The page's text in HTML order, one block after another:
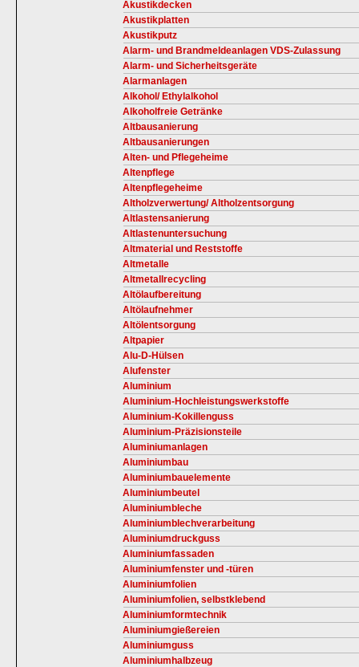
Akustikdecken
Akustikplatten
Akustikputz
Alarm- und Brandmeldeanlagen VDS-Zulassung
Alarm- und Sicherheitsgeräte
Alarmanlagen
Alkohol/ Ethylalkohol
Alkoholfreie Getränke
Altbausanierung
Altbausanierungen
Alten- und Pflegeheime
Altenpflege
Altenpflegeheime
Altholzverwertung/ Altholzentsorgung
Altlastensanierung
Altlastenuntersuchung
Altmaterial und Reststoffe
Altmetalle
Altmetallrecycling
Altölaufbereitung
Altölaufnehmer
Altölentsorgung
Altpapier
Alu-D-Hülsen
Alufenster
Aluminium
Aluminium-Hochleistungswerkstoffe
Aluminium-Kokillenguss
Aluminium-Präzisionsteile
Aluminiumanlagen
Aluminiumbau
Aluminiumbauelemente
Aluminiumbeutel
Aluminiumbleche
Aluminiumblechverarbeitung
Aluminiumdruckguss
Aluminiumfassaden
Aluminiumfenster und -türen
Aluminiumfolien
Aluminiumfolien, selbstklebend
Aluminiumformtechnik
Aluminiumgießereien
Aluminiumguss
Aluminiumhalbzeug